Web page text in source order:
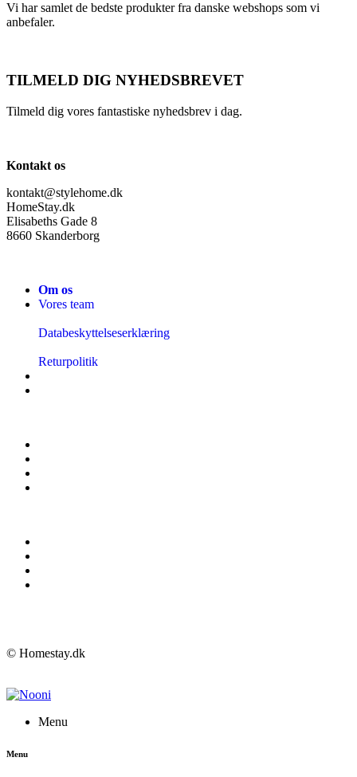
Vi har samlet de bedste produkter fra danske webshops som vi
anbefaler.
TILMELD DIG NYHEDSBREVET
Tilmeld dig vores fantastiske nyhedsbrev i dag.
Kontakt os
kontakt@stylehome.dk
HomeStay.dk
Elisabeths Gade 8
8660 Skanderborg
Om os
Vores team
Databeskyttelseserklæring
Returpolitik
© Homestay.dk
Menu
Menu